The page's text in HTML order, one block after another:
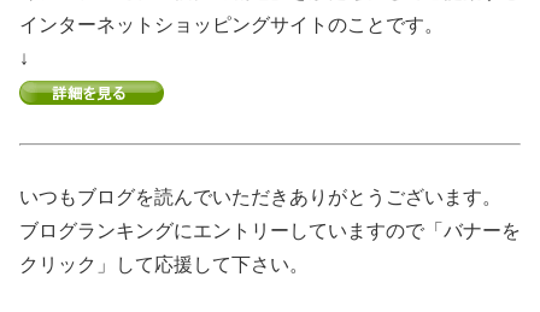
インターネットショッピングサイトのことです。
↓
いつもブログを読んでいただきありがとうございます。
ブログランキングにエントリーしていますので「バナーを
クリック」して応援して下さい。